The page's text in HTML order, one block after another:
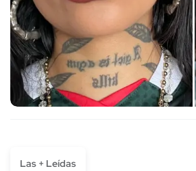
Las + Leídas